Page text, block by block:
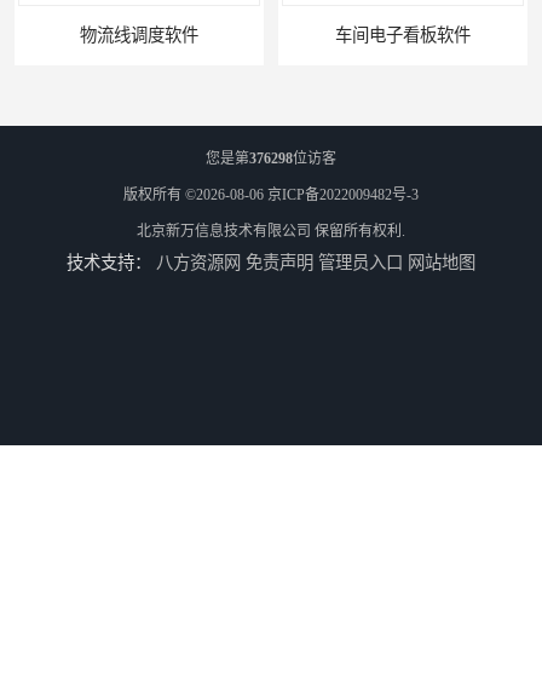
物流线调度软件 车间电子看板软件
您是第376298位访客
版权所有 ©2026-08-06 京ICP备2022009482号-3
北京新万信息技术有限公司 保留所有权利.
技术支持： 八方资源网 免责声明 管理员入口 网站地图